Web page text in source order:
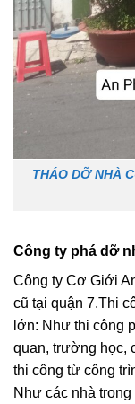
THÁO DỠ NHÀ
Công ty phá dỡ
Công ty Cơ Giới
cũ tại quận 7.Thi
lớn: Như thi công
quan, trường học,
thi công từ công
Như các nhà